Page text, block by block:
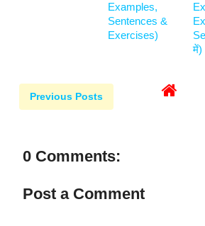
Examples,
Sentences &
Exercises)
में)
Previous Posts
0 Comments:
Post a Comment